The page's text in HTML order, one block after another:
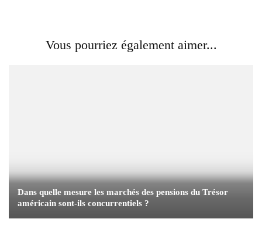
Vous pourriez également aimer...
Dans quelle mesure les marchés des pensions du Trésor
américain sont-ils concurrentiels ?